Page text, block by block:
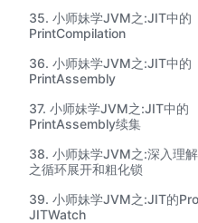
35. 小师妹学JVM之:JIT中的
PrintCompilation
36. 小师妹学JVM之:JIT中的
PrintAssembly
37. 小师妹学JVM之:JIT中的
PrintAssembly续集
38. 小师妹学JVM之:深入理
之循环展开和粗化锁
39. 小师妹学JVM之:JIT的
JITWatch